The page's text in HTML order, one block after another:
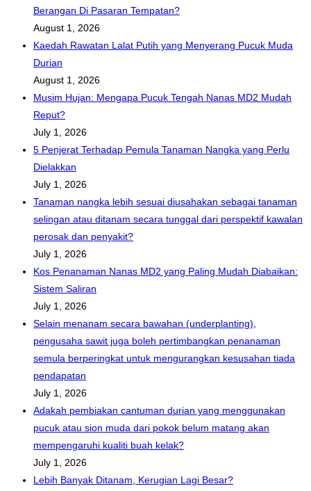
Berangan Di Pasaran Tempatan?
August 1, 2026
Kaedah Rawatan Lalat Putih yang Menyerang Pucuk Muda
Durian
August 1, 2026
Musim Hujan: Mengapa Pucuk Tengah Nanas MD2 Mudah
Reput?
July 1, 2026
5 Penjerat Terhadap Pemula Tanaman Nangka yang Perlu
Dielakkan
July 1, 2026
Tanaman nangka lebih sesuai diusahakan sebagai tanaman
selingan atau ditanam secara tunggal dari perspektif kawalan
perosak dan penyakit?
July 1, 2026
Kos Penanaman Nanas MD2 yang Paling Mudah Diabaikan:
Sistem Saliran
July 1, 2026
Selain menanam secara bawahan (underplanting),
pengusaha sawit juga boleh pertimbangkan penanaman
semula berperingkat untuk mengurangkan kesusahan tiada
pendapatan
July 1, 2026
Adakah pembiakan cantuman durian yang menggunakan
pucuk atau sion muda dari pokok belum matang akan
mempengaruhi kualiti buah kelak?
July 1, 2026
Lebih Banyak Ditanam, Kerugian Lagi Besar?